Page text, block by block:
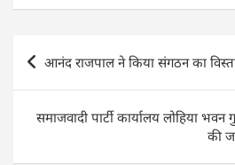
at
s
A
p
p
c
e
b
o
o
itt
er
k
e
dI
n
ai
l
Post
navigation
आनंद राजपाल ने किया संगठन का
समाजवादी पार्टी कार्यालय लोहिया
की